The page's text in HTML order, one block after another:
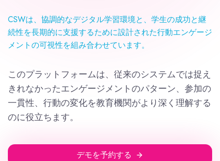
CSWは、協調的なデジタル学習環境と、学生の成功と継
続性を長期的に支援するために設計された行動エンゲージ
メントの可視性を組み合わせています。
このプラットフォームは、従来のシステムでは捉え
きれなかったエンゲージメントのパターン、参加の
一貫性、行動の変化を教育機関がより深く理解する
のに役立ちます。
デモを予約する